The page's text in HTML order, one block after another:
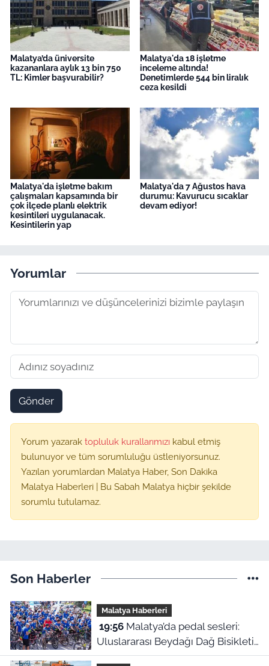
Malatya’da üniversite
kazananlara aylık 13 bin 750
TL: Kimler başvurabilir?
Malatya'da 18 işletme
inceleme altında!
Denetimlerde 544 bin liralık
ceza kesildi
Malatya'da işletme bakım
çalışmaları kapsamında bir
çok ilçede planlı elektrik
kesintileri uygulanacak.
Kesintilerin yap
Malatya'da 7 Ağustos hava
durumu: Kavurucu sıcaklar
devam ediyor!
Yorumlar
Gönder
Yorum yazarak topluluk kurallarımızı kabul etmiş
bulunuyor ve tüm sorumluluğu üstleniyorsunuz.
Yazılan yorumlardan Malatya Haber, Son Dakika
Malatya Haberleri | Bu Sabah Malatya hiçbir şekilde
sorumlu tutulamaz.
Son Haberler
Malatya Haberleri
19:56Malatya’da pedal sesleri:
Uluslararası Beydağı Dağ Bisikleti
Yarışı kortejle başladı